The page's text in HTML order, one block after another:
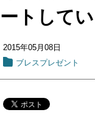
ートして
2015年05月08日
ブレスプレゼント